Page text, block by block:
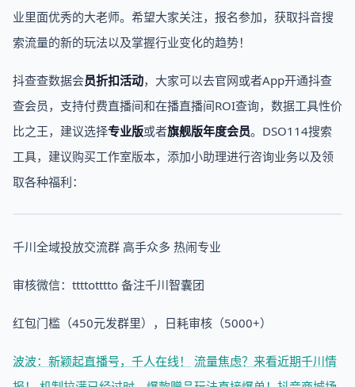
业里面优秀的大老师。希望大家关注，报名参加，获取抖音搜
索流量的新的玩法以及掌握行业变化的趋势！
抖查查数据会员折扣活动，大家可以去官网或者App开通抖查
查会员，支持付费直播间和在播直播间ROI查询，数据工具性价
比之王，建议选择专业版或者旗舰版年度会员。DSO114搜索
工具，建议购买工作室版本，添加小助理进行咨询业务以及领
取各种福利：
千川全域投放交流群 高手众多 热闹专业
审核微信：ttttotttto 备注千川智囊团
红包门槛（450元发群里），日耗审核（5000+）
波波：新颖起直播号，千人在线！
流量焦虑？来看近期千川情